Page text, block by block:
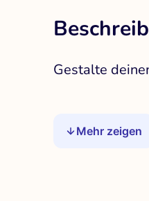
Gestalte
Mehr zeigen